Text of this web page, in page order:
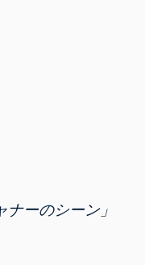
ーのシーン」